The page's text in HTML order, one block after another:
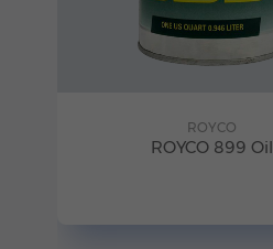
ROYCO
ROYCO 899 Oil